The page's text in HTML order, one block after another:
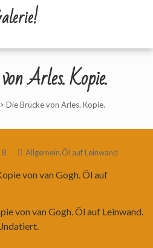
Arles. Kopie.
> Die Brücke von Arles. Kopie.
Allgemein,Öl auf Leinwand
von van Gogh. Öl auf Leinwand.